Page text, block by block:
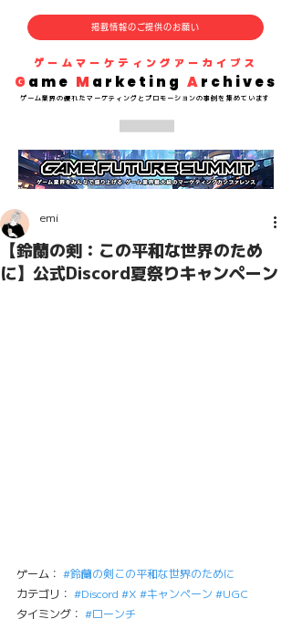
G ame M arketing Archives
​ゲーム業界の優れた マーケティングとプロモーションの事例を集めています
掲載情報のご提供のお願い
​ゲームマーケティングアーカイブス
【鈴蘭の剣：この平和な世界のため
に】公式Discord夏祭りキャンペーン
emi
ゲーム： #鈴蘭の剣この平和な世界のために
カテゴリ： #Discord #X #キャンペーン #UGC
タイミング： #ローンチ